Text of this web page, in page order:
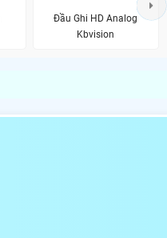
Đầu Ghi HD Analog
Kbvision